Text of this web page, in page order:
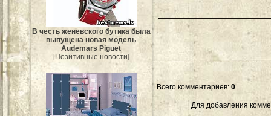
В честь женевского бутика была
выпущена новая модель
Audemars Piguet
[Позитивные новости]
Всего комментариев: 0
Для добавления